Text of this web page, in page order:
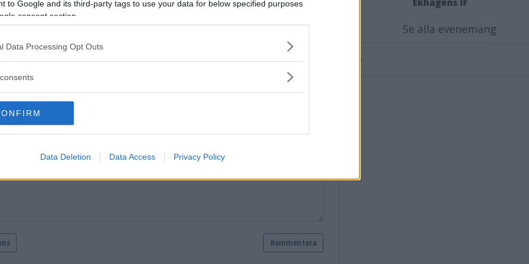
to Google and its third-party tags to use your data for below specified purposes
consent section.
Data Processing Opt Outs
Data Deletion Data Access Privacy Policy
nedan omfattas inte av utgivningsbeviset för www.dagensvimmerby.se.
Ekhagens IF
Se alla evenemang
Annons: